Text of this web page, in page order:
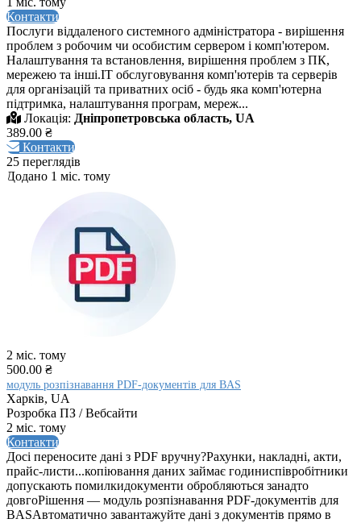
Контакти
Послуги віддаленого системного адміністратора - вирішення
проблем з робочим чи особистим сервером і комп'ютером.
Налаштування та встановлення, вирішення проблем з ПК,
мережею та інші.IT обслуговування комп'ютерів та серверів
для організацій та приватних осіб - будь яка комп'ютерна
підтримка, налаштування програм, мереж...
Локація: Дніпропетровська область, UA
389.00 ₴
Контакти
25 переглядів
Додано 1 міс. тому
2 міс. тому
500.00 ₴
модуль розпізнавання PDF-документів для BAS
Харків, UA
Розробка ПЗ / Вебсайти
2 міс. тому
Контакти
Досі переносите дані з PDF вручну?Рахунки, накладні, акти,
прайс-листи...копіювання даних займає годиниспівробітники
допускають помилкидокументи обробляються занадто
довгоРішення — модуль розпізнавання PDF-документів для
BASАвтоматично завантажуйте дані з документів прямо в